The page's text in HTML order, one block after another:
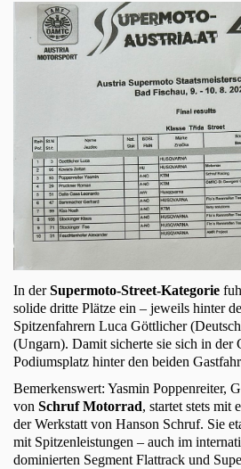
In derSupermoto-Street-Kategorie
solide dritte Plätze ein – jeweils hinter
Spitzenfahrern Luca Göttlicher
(Ungarn). Damit sicherte sie sich in der
Podiumsplatz hinter den beiden
Bemerkenswert: Yasmin Poppenreiter,
von Schruf Motorrad, startet stets mit
der Werkstatt von Hanson Schruf. Sie
mit Spitzenleistungen – auch im
dominierten Segment Flattrack und